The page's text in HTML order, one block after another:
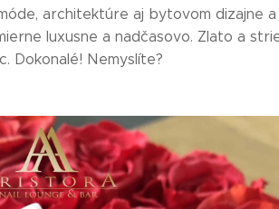
architektúre aj bytovom dizajne a
luxusne a nadčasovo. Zlato a
Dokonalé! Nemyslíte?